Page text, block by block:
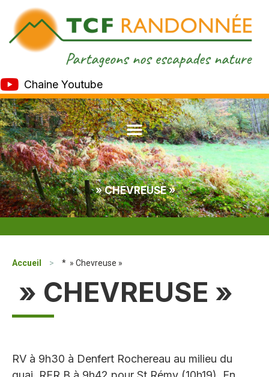
Chaine Youtube
» CHEVREUSE »
Accueil > * » Chevreuse »
» CHEVREUSE »
RV à 9h30 à Denfert Rochereau au milieu du